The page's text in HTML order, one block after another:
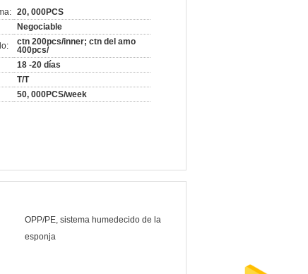
20, 000PCS
Negociable
ctn 200pcs/inner; ctn del amo
400pcs/
18 -20 días
T/T
50, 000PCS/week
OPP/PE, sistema humedecido de la
esponja